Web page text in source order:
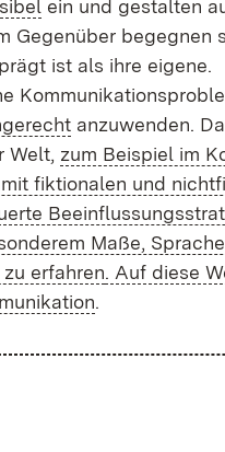
ein und ge­stal­ten
Ge­gen­über be­geg­nen
ist als ih­re ei­ge­ne.
an­zu­wen­den.
Welt, zum Bei­spiel im
fik­tio­na­len und
Ma­ße,
er­fah­ren. Auf die­se
.